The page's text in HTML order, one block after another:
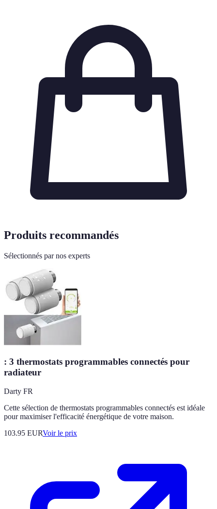
Produits recommandés
Sélectionnés par nos experts
: 3 thermostats programmables connectés pour
radiateur
Darty FR
Cette sélection de thermostats programmables connectés est idéale
pour maximiser l'efficacité énergétique de votre maison.
103.95 EURVoir le prix